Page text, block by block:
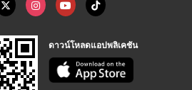
ดาวน์โหลดแอปพลิเคชัน